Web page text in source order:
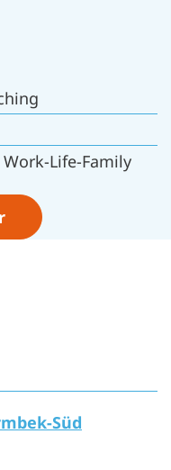
Life-Family
Süd